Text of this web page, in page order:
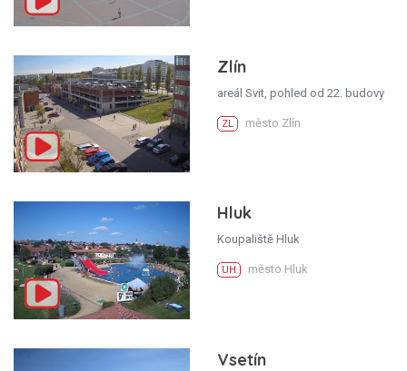
Zlín
areál Svit, pohled od 22. budovy
ZL město Zlín
Hluk
Koupaliště Hluk
UH město Hluk
Vsetín